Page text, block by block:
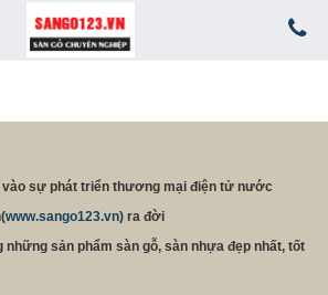
vào sự phát triển thương mại điện tử nước
www.sango123.vn) ra đời
những sản phẩm sàn gỗ, sàn nhựa đẹp nhất, tốt